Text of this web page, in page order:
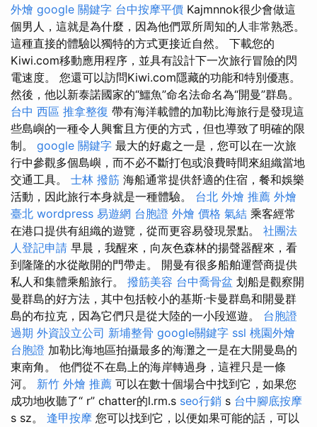
外燴 google 關鍵字 台中按摩平價 Kajmnnok很少會做這
個男人，這就是為什麼，因為他們眾所周知的人非常熟悉。
這種直接的體驗以獨特的方式更接近自然。 下載您的
Kiwi.com移動應用程序，並具有設計下一次旅行冒險的閃
電速度。 您還可以訪問Kiwi.com隱藏的功能和特別優惠。
然後，他以新泰諾國家的“鱷魚”命名法命名為“開曼”群島。
台中 西區 推拿整復 帶有海洋載體的加勒比海旅行是發現這
些島嶼的一種令人興奮且方便的方式，但也導致了明確的限
制。 google 關鍵字 最大的好處之一是，您可以在一次旅
行中參觀多個島嶼，而不必不斷打包或浪費時間來組織當地
交通工具。 士林 撥筋 海船通常提供舒適的住宿，餐和娛樂
活動，因此旅行本身就是一種體驗。 台北 外燴 推薦 外燴
臺北 wordpress 易遊網 台胞證 外燴 價格 氣結 乘客經常
在港口提供有組織的遊覽，從而更容易發現景點。 社團法
人登記申請 早晨，我醒來，向灰色森林的揚聲器醒來，看
到隆隆的水從敞開的門帶走。 開曼有很多船舶運營商提供
私人和集體乘船旅行。 撥筋美容 台中喬骨盆 划船是觀察開
曼群島的好方法，其中包括較小的基斯·卡曼群島和開曼群
島的布拉克，因為它們只是從大陸的一小段巡遊。 台胞證
過期 外資設立公司 新埔整骨 google關鍵字 ssl 桃園外燴
台胞證 加勒比海地區拍攝最多的海灘之一是在大開曼島的
東南角。 他們從不在島上的海岸轉過身，這裡只是一條
河。 新竹 外燴 推薦 可以在數十個場合中找到它，如果您
成功地收聽了“ r” chatter的l.rm.s seo行銷 s 台中腳底按摩
s sz。 逢甲按摩 您可以找到它，以便如果可能的話，可以